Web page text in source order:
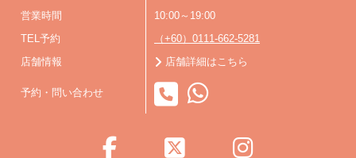
営業時間 10:00～19:00
TEL予約 （+60）0111-662-5281
店舗情報 店舗詳細はこちら
予約・問い合わせ